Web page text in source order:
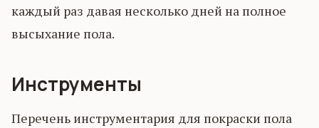
каждый раз давая несколько дней на полное
высыхание пола.
Инструменты
Перечень инструментария для покраски пола